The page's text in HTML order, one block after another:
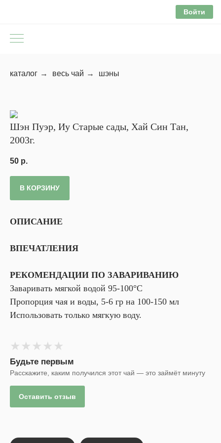
Войти
каталог → весь чай → шэны
Шэн Пуэр, Иу Старые сады, Хай Син Тан,
2003г.
50 р.
В КОРЗИНУ
ОПИСАНИЕ
ВПЕЧАТЛЕНИЯ
РЕКОМЕНДАЦИИ ПО ЗАВАРИВАНИЮ
Заваривать мягкой водой 95-100°С
Пропорция чая и воды, 5-6 гр на 100-150 мл
Использовать только мягкую воду.
★ ★ ★ ★ ★
Будьте первым
Расскажите, каким получился этот чай — это займёт минуту
Оставить отзыв